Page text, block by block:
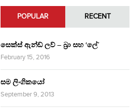
POPULAR RECENT
සෙක්ස් ඇන්ඩ් ලව් – බ්‍රා සහ ‘ලේ’
February 15, 2016
සම ලිංගිකයෝ
September 9, 2013